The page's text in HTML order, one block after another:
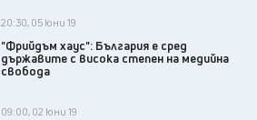
20:30, 05 юни 19
"Фрийдъм хаус": България е сред
държавите с висока степен на медийна
свобода
09:00, 02 юни 19